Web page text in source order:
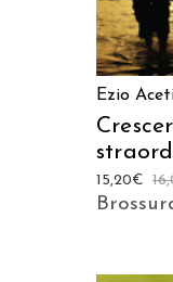
Ezio
15,20€